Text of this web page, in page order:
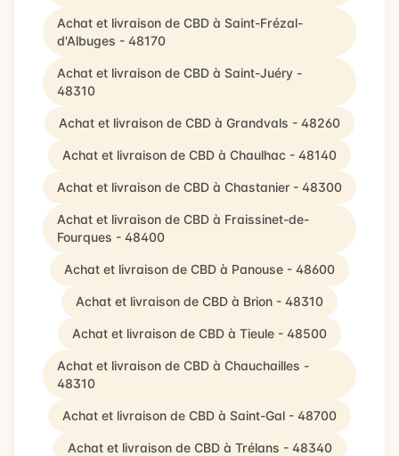
Achat et livraison de CBD à Saint-Frézal-
d'Albuges - 48170
Achat et livraison de CBD à Saint-Juéry -
48310
Achat et livraison de CBD à Grandvals - 48260
Achat et livraison de CBD à Chaulhac - 48140
Achat et livraison de CBD à Chastanier - 48300
Achat et livraison de CBD à Fraissinet-de-
Fourques - 48400
Achat et livraison de CBD à Panouse - 48600
Achat et livraison de CBD à Brion - 48310
Achat et livraison de CBD à Tieule - 48500
Achat et livraison de CBD à Chauchailles -
48310
Achat et livraison de CBD à Saint-Gal - 48700
Achat et livraison de CBD à Trélans - 48340